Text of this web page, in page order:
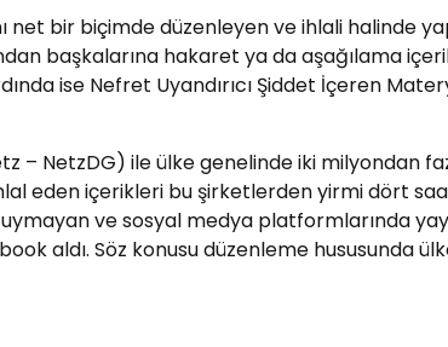
net bir biçimde düzenleyen ve ihlali halinde
başkalarına hakaret ya da aşağılama
ise Nefret Uyandırıcı Şiddet İçeren
– NetzDG) ile ülke genelinde iki milyondan
eden içerikleri bu şirketlerden yirmi dört
ve sosyal medya platformlarında
aldı. Söz konusu düzenleme hususunda